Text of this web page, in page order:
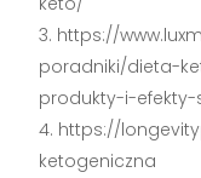
https://
poradniki/dieta-
produkty-i-
https://
ketogeniczna